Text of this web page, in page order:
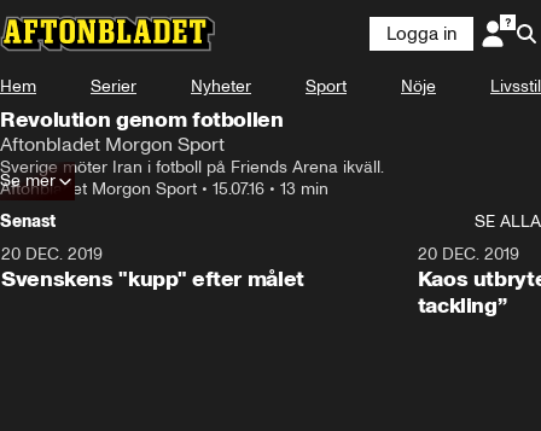
Logga in
Hem Serier Nyheter Sport Nöje Livsstil
Revolution genom fotbollen
Aftonbladet Morgon Sport
Sverige möter Iran i fotboll på Friends Arena ikväll.
Aftonbladet Morgon Sport • 15.07.16 • 13 min
Se mer
Senast
SE ALLA
20 DEC. 2019
Svenskens "kupp" efter målet
20 DEC. 2019
Kaos
tackling”